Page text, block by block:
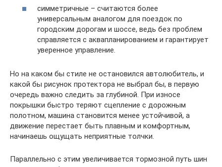
симметричные – считаются более
универсальным аналогом для поездок по
городским дорогам и шоссе, ведь без проблем
справляется с аквапланированием и гарантирует
уверенное управление.
Но на каком бы стиле не остановился автолюбитель, и
какой бы рисунок протектора не выбрал бы, в первую
очередь важно следить за глубиной. При износе
покрышки быстро теряют сцепление с дорожным
полотном, машина становится менее устойчивой, а
движение перестает быть плавным и комфортным,
начинаешь ощущать неприятные толчки.
Параллельно с этим увеличивается тормозной путь шин